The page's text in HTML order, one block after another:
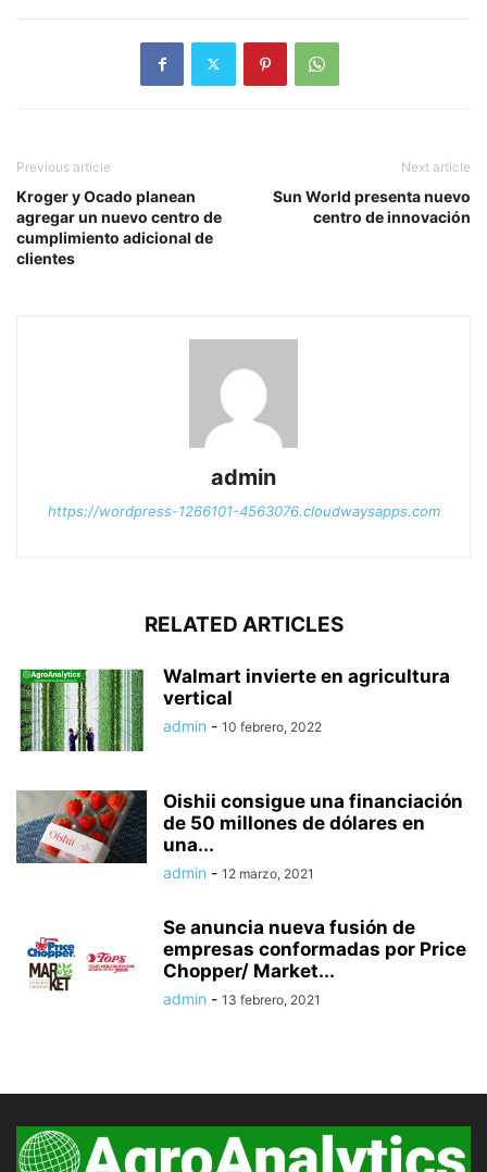
Previous article
Kroger y Ocado planean
agregar un nuevo centro de
cumplimiento adicional de
clientes
Next article
Sun World presenta nuevo
centro de innovación
admin
https://wordpress-1266101-4563076.cloudwaysapps.com
RELATED ARTICLES
Walmart invierte en agricultura
vertical
admin - 10 febrero, 2022
Oishii consigue una financiación
de 50 millones de dólares en
una...
admin - 12 marzo, 2021
Se anuncia nueva fusión de
empresas conformadas por Price
Chopper/ Market...
admin - 13 febrero, 2021